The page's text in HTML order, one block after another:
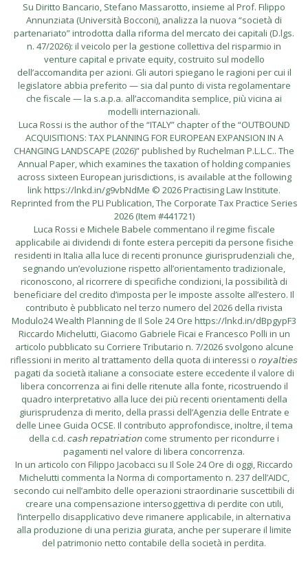
Su Diritto Bancario, Stefano Massarotto, insieme al Prof. Filippo
Annunziata (Università Bocconi), analizza la nuova “società di
partenariato” introdotta dalla riforma del mercato dei capitali (D.lgs.
n. 47/2026): il veicolo per la gestione collettiva del risparmio in
venture capital e private equity, costruito sul modello
dell’accomandita per azioni. Gli autori spiegano le ragioni per cui il
legislatore abbia preferito — sia dal punto di vista regolamentare
che fiscale — la s.a.p.a. all’accomandita semplice, più vicina ai
modelli internazionali.
Luca Rossi is the author of the “ITALY” chapter of the “OUTBOUND
ACQUISITIONS: TAX PLANNING FOR EUROPEAN EXPANSION IN A
CHANGING LANDSCAPE (2026)” published by Ruchelman P.L.L.C.. The
Annual Paper, which examines the taxation of holding companies
across sixteen European jurisdictions, is available at the following
link https://lnkd.in/g9vbNdMe © 2026 Practising Law Institute.
Reprinted from the PLI Publication, The Corporate Tax Practice Series
2026 (Item #441721)
Luca Rossi e Michele Babele commentano il regime fiscale
applicabile ai dividendi di fonte estera percepiti da persone fisiche
residenti in Italia alla luce di recenti pronunce giurisprudenziali che,
segnando un’evoluzione rispetto all’orientamento tradizionale,
riconoscono, al ricorrere di specifiche condizioni, la possibilità di
beneficiare del credito d’imposta per le imposte assolte all’estero. Il
contributo è pubblicato nel terzo numero del 2026 della rivista
Modulo24 Wealth Planning de Il Sole 24 Ore https://lnkd.in/dBpgypF3
Riccardo Michelutti, Giacomo Gabriele Ficai e Francesco Polli in un
articolo pubblicato su Corriere Tributario n. 7/2026 svolgono alcune
riflessioni in merito al trattamento della quota di interessi o 𝘳𝘰𝘺𝘢𝘭𝘵𝘪𝘦𝘴
pagati da società italiane a consociate estere eccedente il valore di
libera concorrenza ai fini delle ritenute alla fonte, ricostruendo il
quadro interpretativo alla luce dei più recenti orientamenti della
giurisprudenza di merito, della prassi dell’Agenzia delle Entrate e
delle Linee Guida OCSE. Il contributo approfondisce, inoltre, il tema
della c.d. 𝘤𝘢𝘴𝘩 𝘳𝘦𝘱𝘢𝘵𝘳𝘪𝘢𝘵𝘪𝘰𝘯 come strumento per ricondurre i
pagamenti nel valore di libera concorrenza.
In un articolo con Filippo Jacobacci su Il Sole 24 Ore di oggi, Riccardo
Michelutti commenta la Norma di comportamento n. 237 dell’AIDC,
secondo cui nell’ambito delle operazioni straordinarie suscettibili di
creare una compensazione intersoggettiva di perdite con utili,
l’interpello disapplicativo deve rimanere applicabile, in alternativa
alla produzione di una perizia giurata, anche per superare il limite
del patrimonio netto contabile della società in perdita.